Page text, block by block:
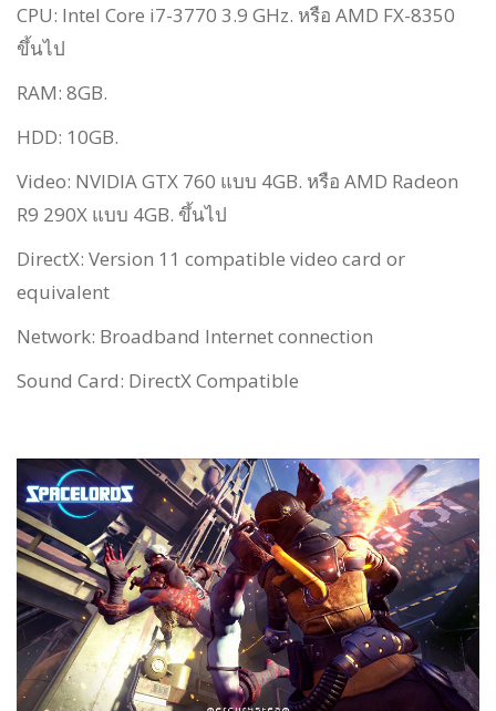
CPU: Intel Core i7-3770 3.9 GHz. หรือ AMD FX-8350
ขึ้นไป
RAM: 8GB.
HDD: 10GB.
Video: NVIDIA GTX 760 แบบ 4GB. หรือ AMD Radeon
R9 290X แบบ 4GB. ขึ้นไป
DirectX: Version 11 compatible video card or
equivalent
Network: Broadband Internet connection
Sound Card: DirectX Compatible